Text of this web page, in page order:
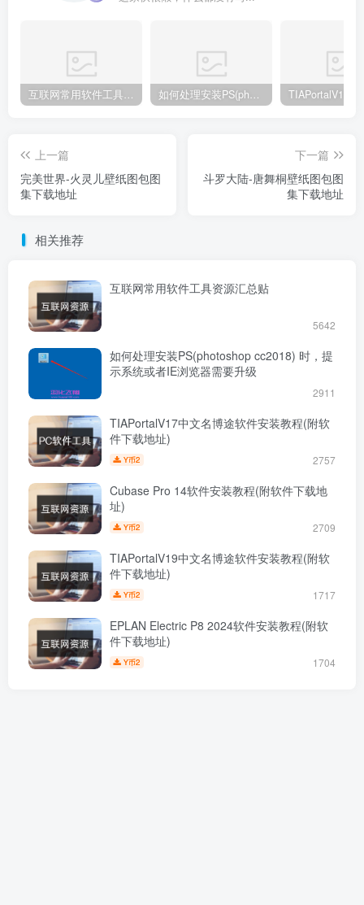
互联网常用软件工具资源汇总贴 如何处理安装PS(photoshop cc2018) 时，提示系统或者IE浏览器需要升级
上一篇
完美世界-火灵儿壁纸图包图
集下载地址
下一篇
斗罗大陆-唐舞桐壁纸图包图
集下载地址
相关推荐
互联网常用软件工具资源汇总贴
5642
如何处理安装PS(photoshop cc2018) 时，提
示系统或者IE浏览器需要升级
2911
TIAPortalV17中文名博途软件安装教程(附软
件下载地址)
Y币2 2757
Cubase Pro 14软件安装教程(附软件下载地
址)
Y币2 2709
TIAPortalV19中文名博途软件安装教程(附软
件下载地址)
Y币2 1717
EPLAN Electric P8 2024软件安装教程(附软
件下载地址)
Y币2 1704